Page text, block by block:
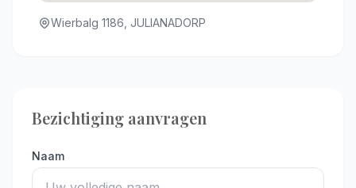
Wierbalg 1186, JULIANADORP
Bezichtiging aanvragen
Naam